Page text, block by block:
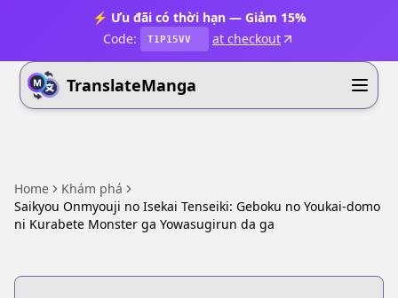
⚡ Ưu đãi có thời hạn — Giảm 15%
Code:
T1P15VV at checkout
TranslateManga
Home
Khám phá
Saikyou Onmyouji no Isekai Tenseiki: Geboku no Youkai-domo
ni Kurabete Monster ga Yowasugirun da ga